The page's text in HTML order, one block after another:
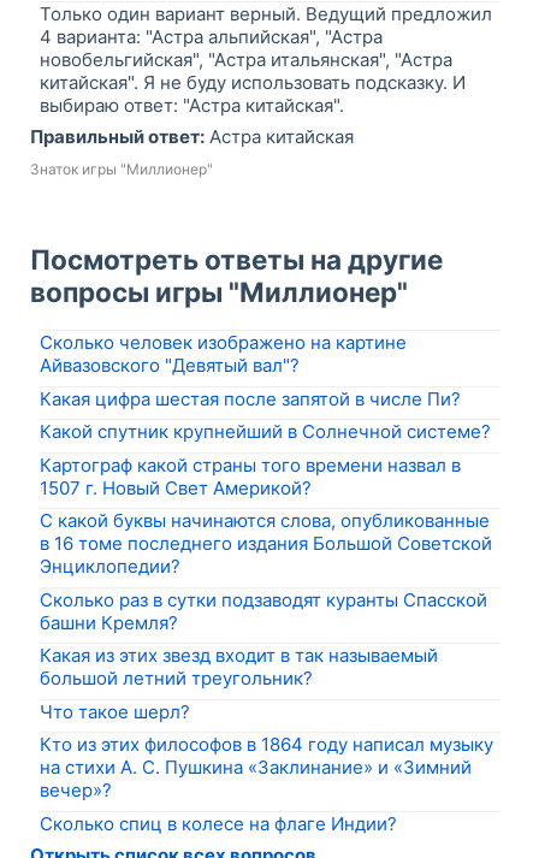
Только один вариант верный. Ведущий предложил
4 варианта: "Астра альпийская", "Астра
новобельгийская", "Астра итальянская", "Астра
китайская". Я не буду использовать подсказку. И
выбираю ответ: "Астра китайская".
Правильный ответ: Астра китайская
Знаток игры "Миллионер"
Посмотреть ответы на другие
вопросы игры "Миллионер"
Сколько человек изображено на картине
Айвазовского "Девятый вал"?
Какая цифра шестая после запятой в числе Пи?
Какой спутник крупнейший в Солнечной системе?
Картограф какой страны того времени назвал в
1507 г. Новый Свет Америкой?
С какой буквы начинаются слова, опубликованные
в 16 томе последнего издания Большой Советской
Энциклопедии?
Сколько раз в сутки подзаводят куранты Спасской
башни Кремля?
Какая из этих звезд входит в так называемый
большой летний треугольник?
Что такое шерл?
Кто из этих философов в 1864 году написал музыку
на стихи А. С. Пушкина «Заклинание» и «Зимний
вечер»?
Сколько спиц в колесе на флаге Индии?